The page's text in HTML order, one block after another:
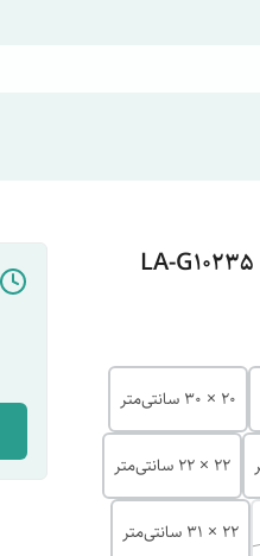
20 × 30 سانتی‌متر
22 × 22 سانتی‌متر
22 × 31 سانتی‌متر